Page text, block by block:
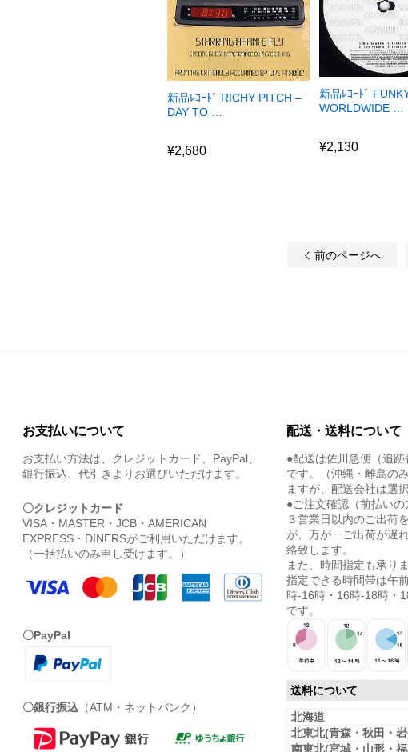
新品ﾚｺｰﾄﾞ RICHY PITCH –
DAY TO …
¥2,680
新品ﾚｺｰﾄﾞ
WORLDWIDE …
¥2,130
前のページへ
お支払いについて
お支払い方法は、クレジットカード、PayPal、
銀行振込、代引きよりお選びいただけます。
〇クレジットカード
VISA・MASTER・JCB・AMERICAN
EXPRESS・DINERSがご利用いただけます。
（一括払いのみ申し受けます。）
〇PayPal
〇銀行振込 （ATM・ネットバンク）
配送・送料について
●配送は佐川急便（追
です。（沖縄・離島の
ますが、配送会社は選
●ご注文確認（前払い
３営業日以内のご出荷
が、万が一ご出荷が遅
絡致します。
また、時間指定も承りま
指定できる時間帯は午
時-16時・16時-18時・
です。
送料について
北海道
北東北(青森・秋田・
南東北(宮城・山形・